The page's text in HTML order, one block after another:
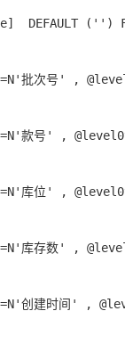
DEFAULT ('')
批次号' ,
款号' ,
库位' ,
库存数' ,
创建时间' ,